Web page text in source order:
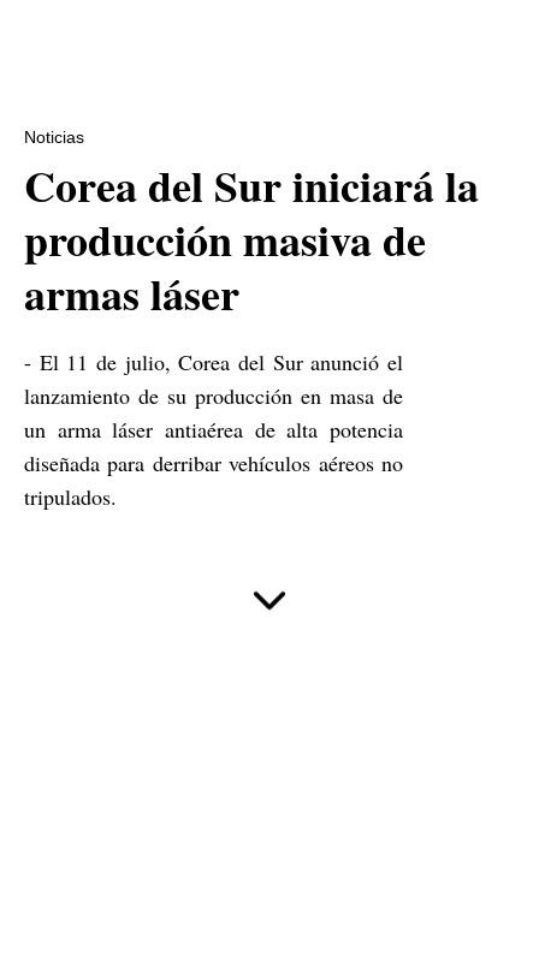
Noticias
‌Corea del Sur iniciará la
producción masiva de
armas láser
- El 11 de julio, Corea del Sur anunció el
lanzamiento de su producción en masa de
un arma láser antiaérea de alta potencia
diseñada para derribar vehículos aéreos no
tripulados.